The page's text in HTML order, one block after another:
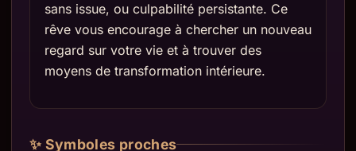
sans issue, ou culpabilité persistante. Ce
rêve vous encourage à chercher un nouveau
regard sur votre vie et à trouver des
moyens de transformation intérieure.
✨ Symboles proches